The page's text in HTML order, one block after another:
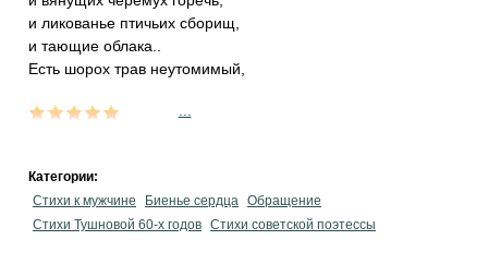
и ликованье птичьих сборищ,
и тающие облака..
Есть шорох трав неутомимый,
Категории:
Стихи к мужчине
Биенье сердца Обращение
Стихи Тушновой 60-х годов Стихи советской поэтессы